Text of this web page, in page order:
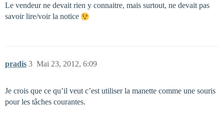
Le vendeur ne devait rien y connaitre, mais surtout, ne devait pas
savoir lire/voir la notice
pradis Mai 23, 2012, 6:09
3
Je crois que ce qu’il veut c’est utiliser la manette comme une souris
pour les tâches courantes.